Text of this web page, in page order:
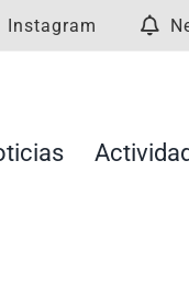
Instagram